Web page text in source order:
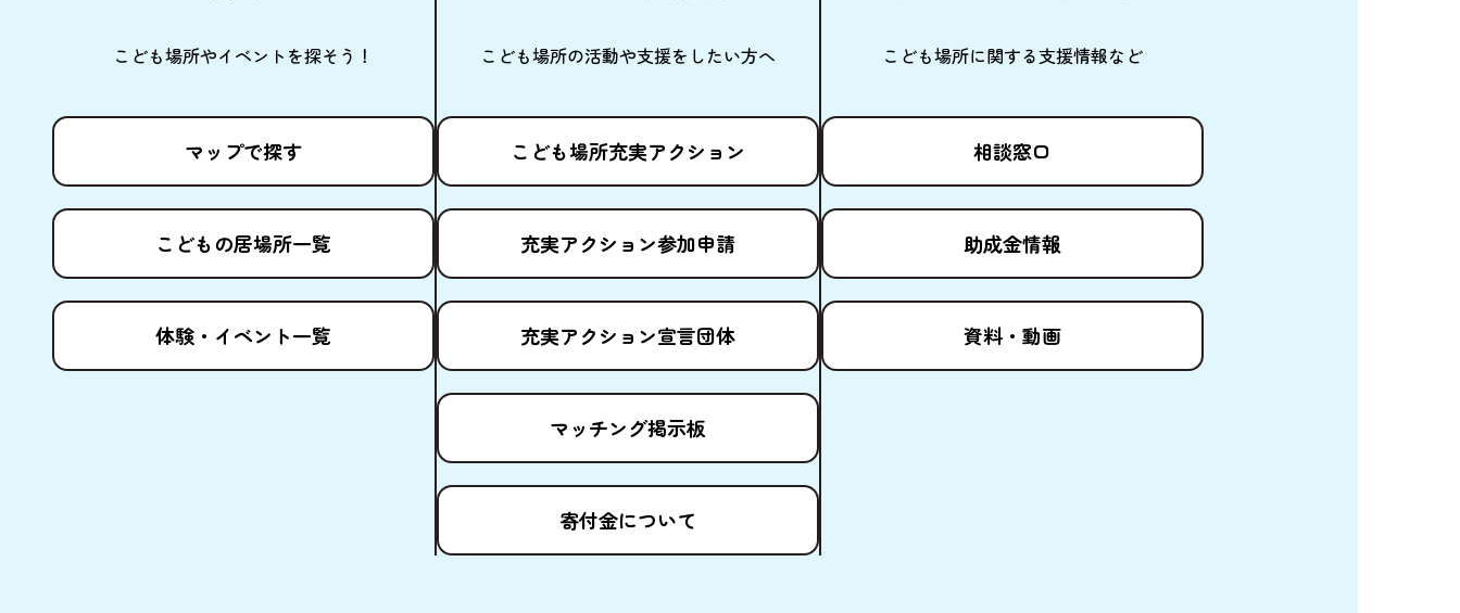
こども場所やイベントを探そう！
マップで探す
こどもの居場所一覧
体験 ・イベント一覧
こども場所の活動や支援をしたい方へ
こども場所充実アクション
充実アクション参加申請
充実アクション宣言団体
マッチング掲示板
寄付金について
こども場所に関する支援情報など
相談窓口
助成金情報
資料 ・ 動画